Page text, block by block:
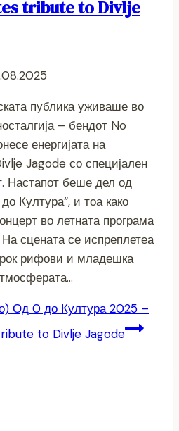
tribute to Divlje
публика уживаше во
– бендот No
енергијата на
Jagode со специјален
Настапот беше дел од
Култура“, и тоа како
во летната програма
сцената се испреплетеа
рифови и младешка
Од 0 до Култура 2025 –
to Divlje Jagode